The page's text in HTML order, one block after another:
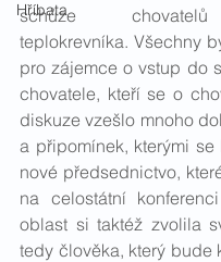
Hříbata
schůze
teplokrevníka. Všechny
pro zájemce o vstup do
chovatele, kteří se o
diskuze vzešlo mnoho
a připomínek, kterými
nové předsednictvo,
na celostátní
oblast si taktéž zvolila
tedy člověka, který bude